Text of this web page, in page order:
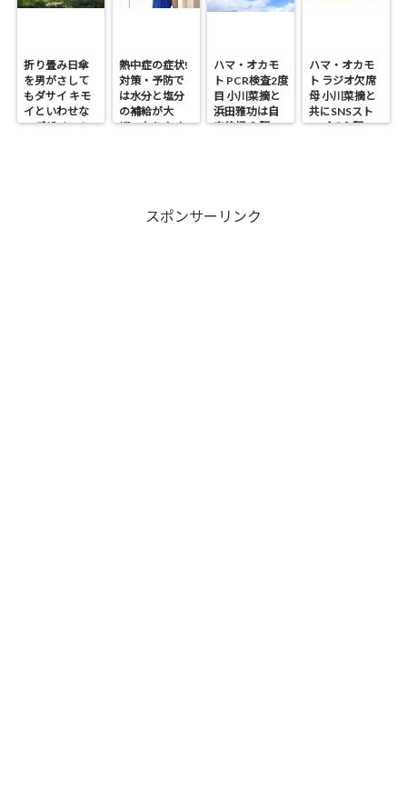
折り畳み日傘
を男がさして
もダサイ キモ
イといわせな
いデザイン！
熱中症の症状!
対策・予防で
は水分と塩分
の補給が大
切・なりやす
ハマ・オカモ
ト PCR検査2度
目 小川菜摘と
浜田雅功は自
宅待機 心配の
ハマ・オカモ
ト ラジオ欠席
母 小川菜摘と
共にSNSスト
ップで心配の
スポンサーリンク